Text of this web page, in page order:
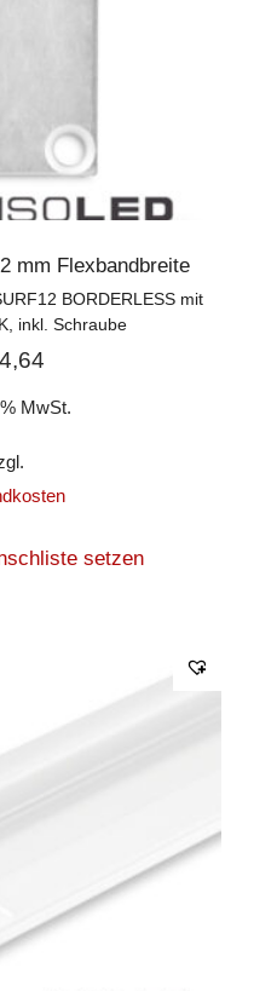
mm Flexbandbreite
BORDERLESS mit
inkl. Schraube
MwSt.
setzen